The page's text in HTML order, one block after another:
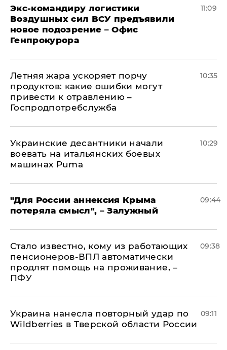
Экс-командиру логистики
Воздушных сил ВСУ предъявили
новое подозрение – Офис
Генпрокурора
11:09
Летняя жара ускоряет порчу
продуктов: какие ошибки могут
привести к отравлению –
Госпродпотребслужба
10:35
Украинские десантники начали
воевать на итальянских боевых
машинах Puma
10:29
"Для России аннексия Крыма
потеряла смысл", – Залужный
09:44
Стало известно, кому из работающих
пенсионеров-ВПЛ автоматически
продлят помощь на проживание, –
ПФУ
09:38
Украина нанесла повторный удар по
Wildberries в Тверской области России
09:11